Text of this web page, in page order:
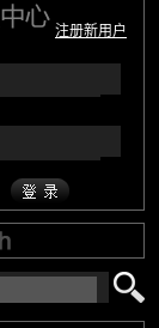
注册新用户